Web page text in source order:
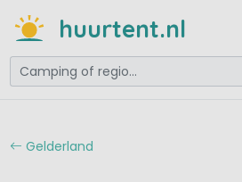
huurtent.nl
Gelderland